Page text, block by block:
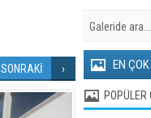
SONRAKİ EN
POPÜLER